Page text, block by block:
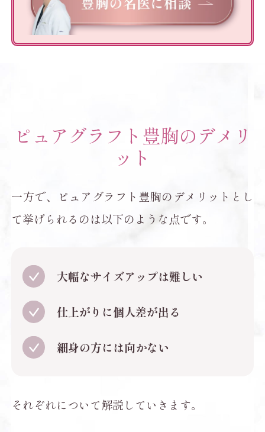
ピュアグラフト豊胸のデメリ
ット
一方で、ピュアグラフト豊胸のデメリットとし
て挙げられるのは以下のような点です。
大幅なサイズアップは難しい
仕上がりに個人差が出る
細身の方には向かない
それぞれについて解説していきます。